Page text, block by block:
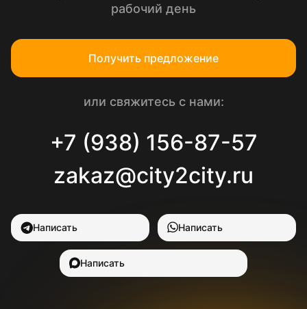
рабочий день
Получить предложение
или свяжитесь с нами:
+7 (938) 156-87-57
zakaz@city2city.ru
Написать Написать
Написать